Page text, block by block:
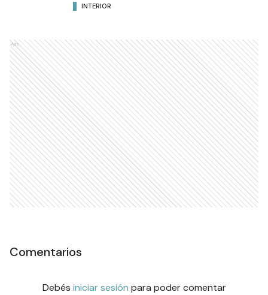
INTERIOR
Ads
Comentarios
Debés iniciar sesión para poder comentar